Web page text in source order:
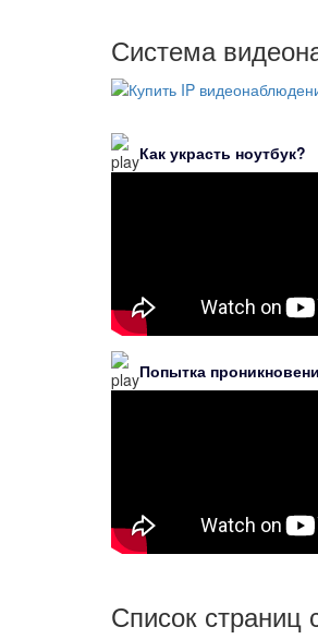
Система
Как украсть ноутбук?
Попытка
Список страниц